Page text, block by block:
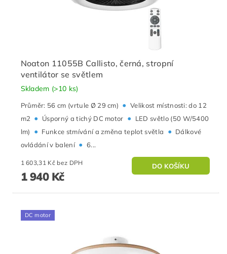
Noaton 11055B Callisto, černá, stropní
ventilátor se světlem
Skladem (>10 ks)
Průměr: 56 cm (vrtule Ø 29 cm) • Velikost místnosti: do 12
m2 • Úsporný a tichý DC motor •
LED světlo (50 W/5400
lm)
• Funkce stmívání a změna teplot světla • Dálkové
ovládání v balení • 6...
1 603,31 Kč bez DPH
1 940 Kč
DC motor